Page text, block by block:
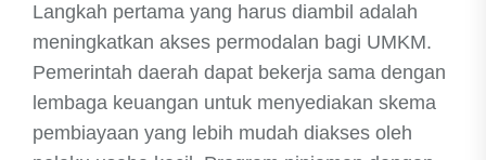
Langkah pertama yang harus diambil adalah
meningkatkan akses permodalan bagi UMKM.
Pemerintah daerah dapat bekerja sama dengan
lembaga keuangan untuk menyediakan skema
pembiayaan yang lebih mudah diakses oleh